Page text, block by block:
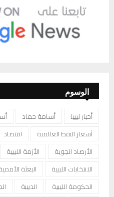
الوسوم
أخبار ليبيا أسامة حماد
أسعار النفط العالمية
اقتصاد
الأرصاد الجوية
الأزمة الليبية
الانتخابات الليبية
البعثة
الحكومة الليبية
الدبيبة